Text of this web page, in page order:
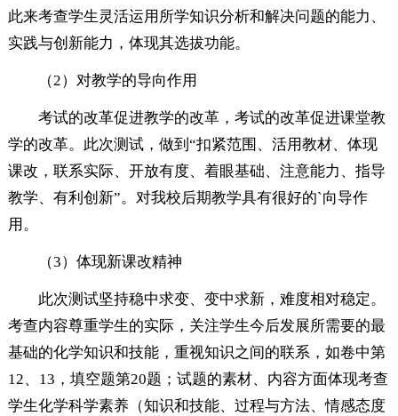
此来考查学生灵活运用所学知识分析和解决问题的能力、
实践与创新能力，体现其选拔功能。
（2）对教学的导向作用
考试的改革促进教学的改革，考试的改革促进课堂教
学的改革。此次测试，做到“扣紧范围、活用教材、体现
课改，联系实际、开放有度、着眼基础、注意能力、指导
教学、有利创新”。对我校后期教学具有很好的`向导作
用。
（3）体现新课改精神
此次测试坚持稳中求变、变中求新，难度相对稳定。
考查内容尊重学生的实际，关注学生今后发展所需要的最
基础的化学知识和技能，重视知识之间的联系，如卷中第
12、13，填空题第20题；试题的素材、内容方面体现考查
学生化学科学素养（知识和技能、过程与方法、情感态度